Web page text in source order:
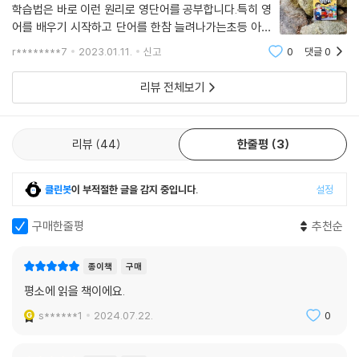
학습법은 바로 이런 원리로 영단어를 공부합니다.특히 영
어를 배우기 시작하고 단어를 한참 늘려나가는초등 아이
들의 공부법으로 가장 좋은 방법이겠지요? 어원은 말 그
00개의 영단어로 뻗쳐나갑니다.그렇게 이야기해도
r********7 2023.01.11. 신고 0 댓글0
리뷰 전체보기
리뷰 44 한줄평 3
클린봇이 부적절한 글을 감지 중입니다. 설정
구매한줄평 추천순
종이책 구매
평소에 읽을 책이에요.
s******1 2024.07.22. 0